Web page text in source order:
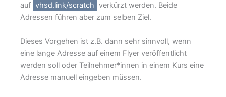
auf vhsd.link/scratch verkürzt werden. Beide
Adressen führen aber zum selben Ziel.
Dieses Vorgehen ist z.B. dann sehr sinnvoll, wenn
eine lange Adresse auf einem Flyer veröffentlicht
werden soll oder Teilnehmer*innen in einem Kurs eine
Adresse manuell eingeben müssen.